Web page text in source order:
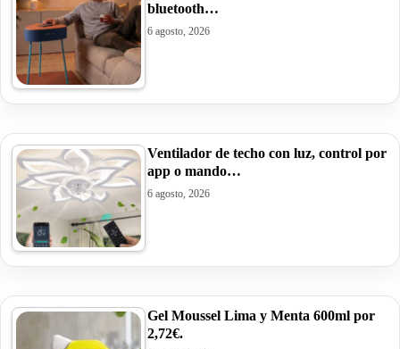
bluetooth…
6 agosto, 2026
Ventilador de techo con luz, control por
app o mando…
6 agosto, 2026
Gel Moussel Lima y Menta 600ml por
2,72€.